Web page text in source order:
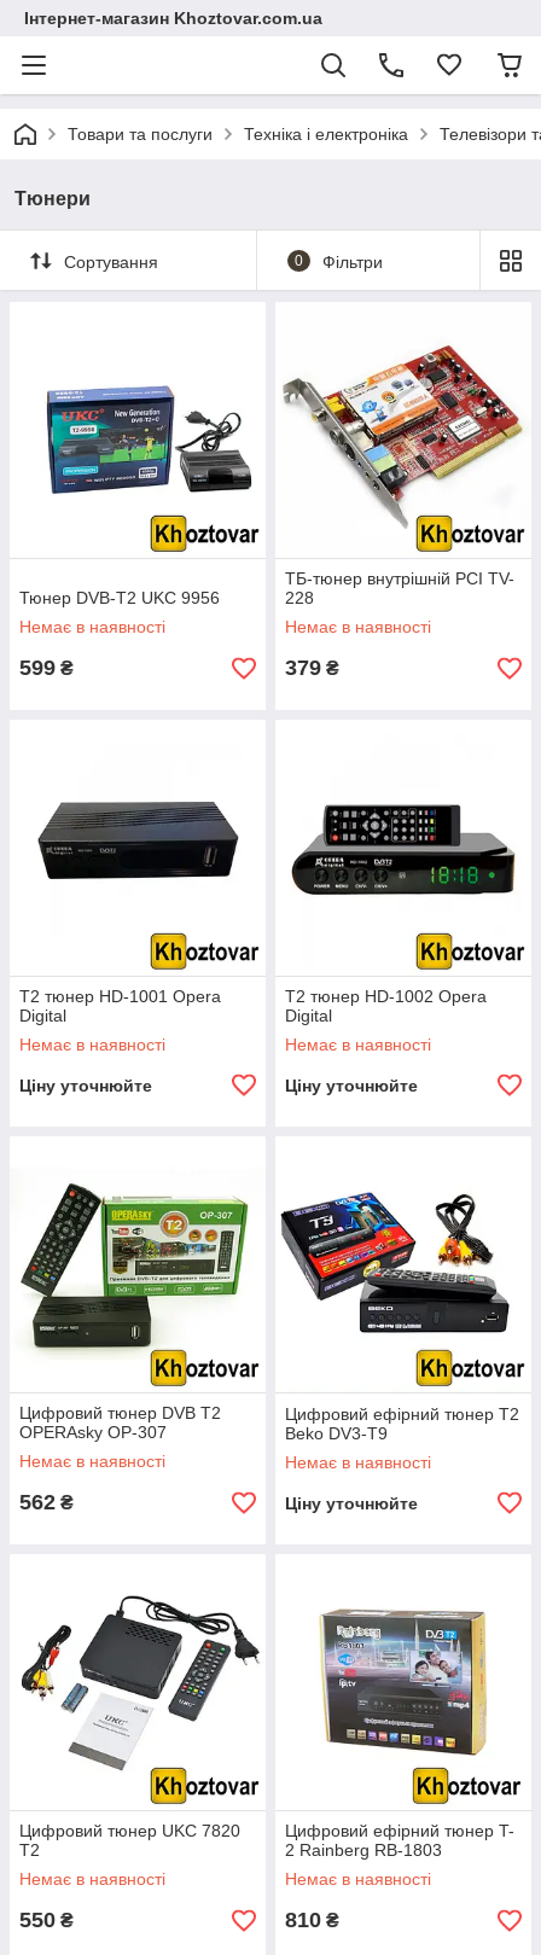
Інтернет-магазин Khoztovar.com.ua
Товари та послуги Техніка і електроніка Телевізори
Тюнери
Сортування 0 Фільтри
Тюнер DVB-T2 UKC 9956
Немає в наявності
599 ₴
ТБ-тюнер внутрішній PCI TV-
228
Немає в наявності
379 ₴
T2 тюнер HD-1001 Opera
Digital
Немає в наявності
Ціну уточнюйте
T2 тюнер HD-1002 Opera
Digital
Немає в наявності
Ціну уточнюйте
Цифровий тюнер DVB T2
OPERAsky OP-307
Немає в наявності
562 ₴
Цифровий ефірний тюнер T2
Beko DV3-T9
Немає в наявності
Ціну уточнюйте
Цифровий тюнер UKC 7820
T2
Немає в наявності
550 ₴
Цифровий ефірний тюнер T-
2 Rainberg RB-1803
Немає в наявності
810 ₴